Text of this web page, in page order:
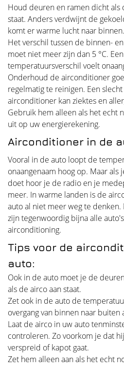
Houd deuren en ramen dicht als
staat. Anders verdwijnt de
komt er warme lucht naar binnen.
Het verschil tussen de binnen-
moet niet meer zijn dan 5 °C.
temperatuursverschil voelt
Onderhoud de airconditioner
regelmatig te reinigen. Een
airconditioner kan ziektes en
Gebruik hem alleen als het echt
uit op uw energierekening.
Airconditioner in de
Vooral in de auto loopt de
onaangenaam hoog op. Maar als
doet hoor je de radio en je
meer. In warme landen is de
auto al niet meer weg te
zijn tegenwoordig bijna alle
airconditioning.
Tips voor de
auto:
Ook in de auto moet je de
als de airco aan staat.
Zet ook in de auto de
overgang van binnen naar buiten
Laat de airco in uw auto
controleren. Zo voorkom je dat
verspreid of kapot gaat.
Zet hem alleen aan als het echt